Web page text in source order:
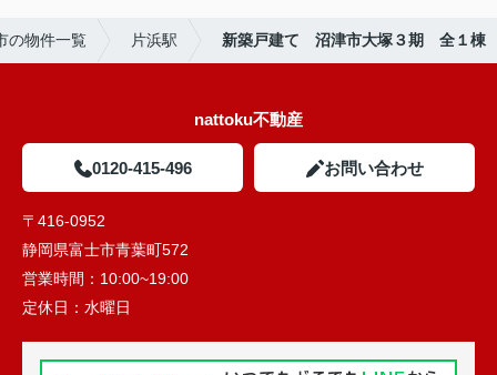
の物件一覧 片浜駅 新築戸建て 沼津市大塚３期 全１棟
nattoku不動産
0120-415-496 お問い合わせ
〒416-0952
静岡県富士市青葉町572
営業時間： 10:00~19:00
定休日： 水曜日